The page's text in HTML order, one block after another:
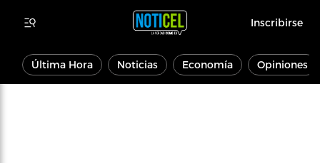
Inscribirse
Última Hora Noticias Economía Opiniones